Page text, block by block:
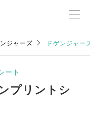
ンジャーズ ドゲンジャー
ート
プリントシ